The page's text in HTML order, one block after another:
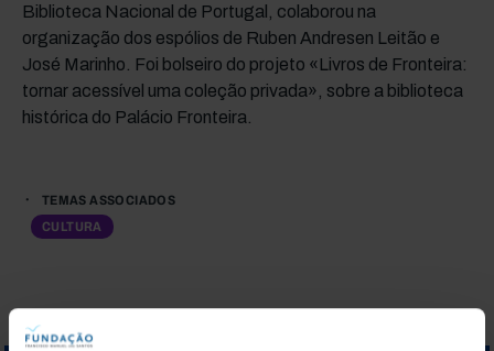
Biblioteca Nacional de Portugal, colaborou na
organização dos espólios de Ruben Andresen Leitão e
José Marinho. Foi bolseiro do projeto «Livros de Fronteira:
tornar acessível uma coleção privada», sobre a biblioteca
histórica do Palácio Fronteira.
TEMAS ASSOCIADOS
CULTURA